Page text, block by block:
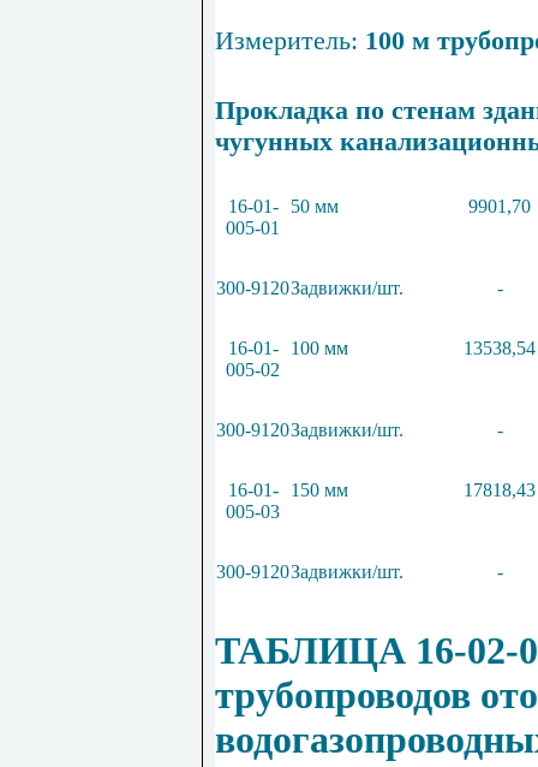
Измеритель: 100 м
Прокладка по стенам
чугунных
16-01-
005-01
50 мм 9901,70
300-9120Задвижки/шт. -
16-01-
005-02
100 мм 13538,54
300-9120Задвижки/шт. -
16-01-
005-03
150 мм 17818,43
300-9120Задвижки/шт. -
ТАБЛИЦА 16-02-
трубопроводов